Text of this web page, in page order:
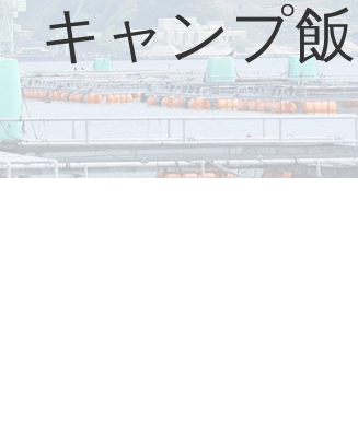
ピックアップ
ャンプ飯